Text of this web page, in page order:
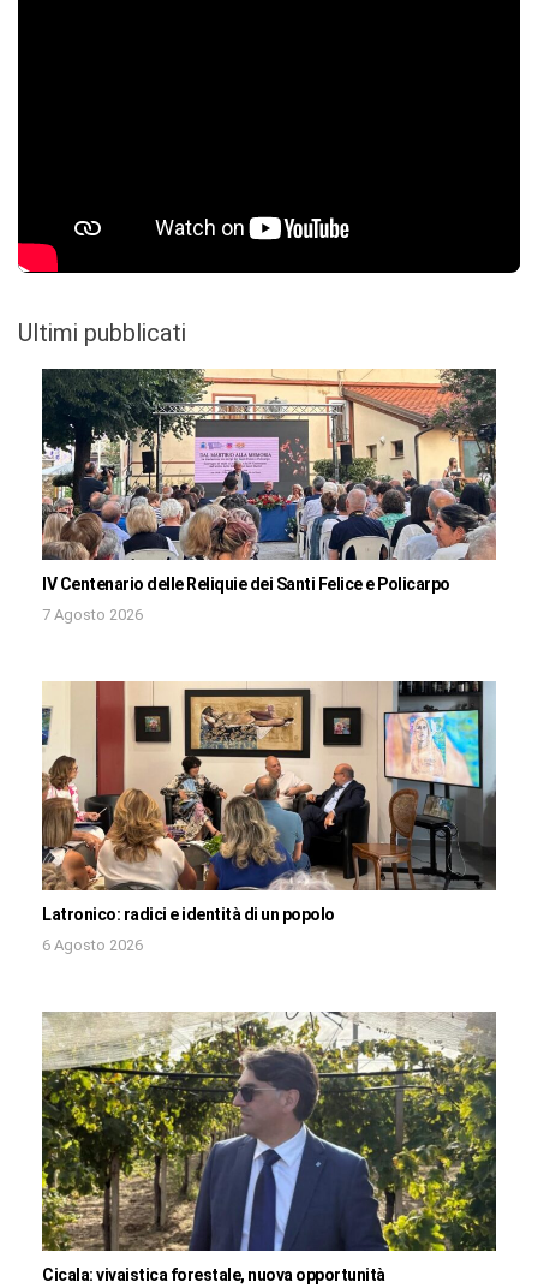
Ultimi pubblicati
IV Centenario delle Reliquie dei Santi Felice e Policarpo
7 Agosto 2026
Latronico: radici e identità di un popolo
6 Agosto 2026
Cicala: vivaistica forestale, nuova opportunità